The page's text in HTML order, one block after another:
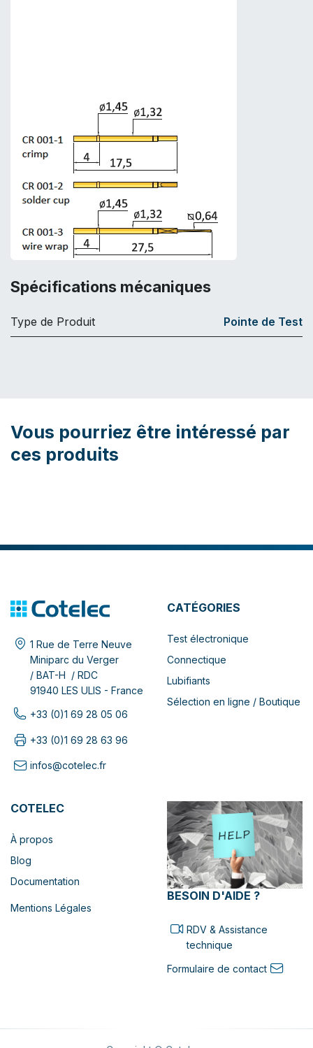
Spécifications mécaniques
Type de Produit Pointe de Test
Vous pourriez être intéressé par
ces produits
1 Rue de Terre Neuve
Miniparc du Verger
/ BAT-H / RDC
91940 LES ULIS - France
+33 (0)1 69 28 05 06
+33 (0)1 69 28 63 96
infos@cotelec.fr
CATÉGORIES
Test électronique
Connectique
Lubifiants
Sélection en ligne / Boutique
COTELEC
À propos
Blog
Documentation
Mentions Légales
BESOIN D'AIDE ?
RDV & Assistance
technique
Formulaire de contact